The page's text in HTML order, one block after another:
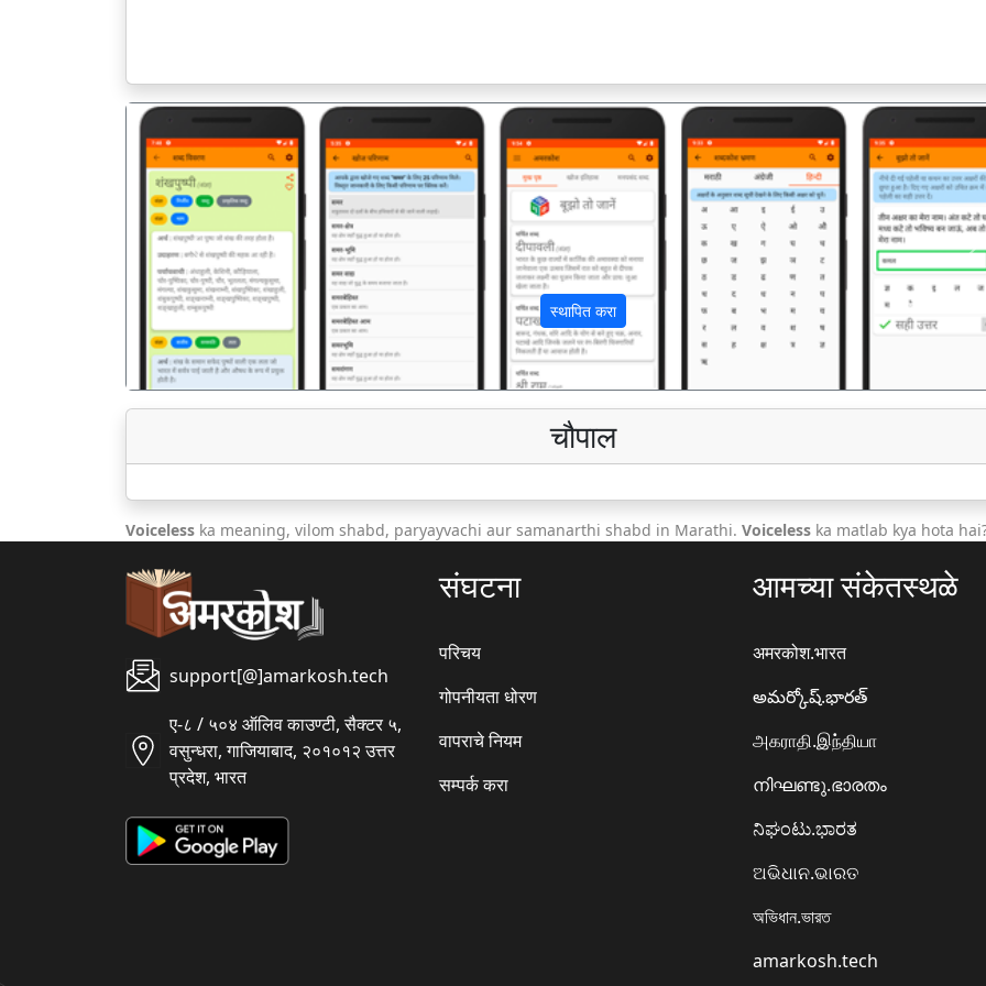
स्थापित करा
पिछला
चौपाल
Voiceless ka meaning, vilom shabd, paryayvachi aur samanarthi shabd in Marathi. Voiceless ka matlab kya hota
support[@]amarkosh.tech
ए-८ / ५०४ ऑलिव काउण्टी, सैक्टर ५,
वसुन्धरा, गाजियाबाद, २०१०१२ उत्तर
प्रदेश, भारत
संघटना
परिचय
गोपनीयता धोरण
वापराचे नियम
सम्पर्क करा
आमच्या संकेतस्थळे
अमरकोश.भारत
అమర్కోష్.భారత్
அகராதி.இந்தியா
നിഘണ്ടു.ഭാരതം
ನಿಘಂಟು.ಭಾರತ
ଅଭିଧାନ.ଭାରତ
অভিধান.ভারত
amarkosh.tech